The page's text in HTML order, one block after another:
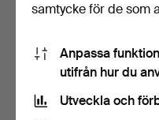
BREITLING, Callisto,
samtycke för de som
Anpassa
utifrån hur du
Utveckla och